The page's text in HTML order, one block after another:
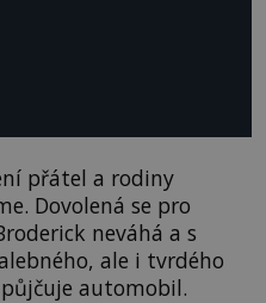
přátel a rodiny
Dovolená se pro
neváhá a s
ale i tvrdého
automobil.